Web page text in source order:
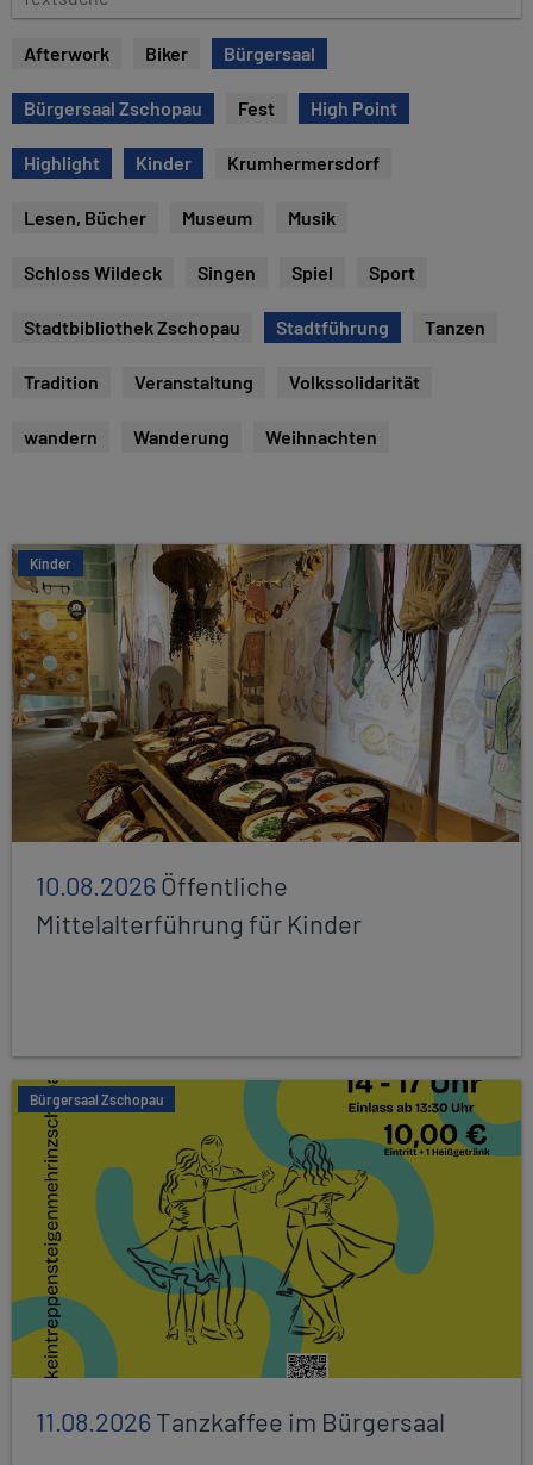
e
s
u
c
Afterwork Biker Bürgersaal
Bürgersaal Zschopau Fest High Point
Highlight Kinder Krumhermersdorf
Lesen, Bücher Museum Musik
Schloss Wildeck Singen Spiel Sport
Stadtbibliothek Zschopau Stadtführung Tanzen
Tradition Veranstaltung Volkssolidarität
wandern Wanderung Weihnachten
Kinder
10.08.2026Öffentliche
Mittelalterführung für Kinder
Bürgersaal Zschopau
11.08.2026Tanzkaffee im Bürgersaal